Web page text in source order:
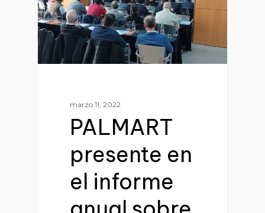
marzo 11, 2022
PALMART
presente en
el informe